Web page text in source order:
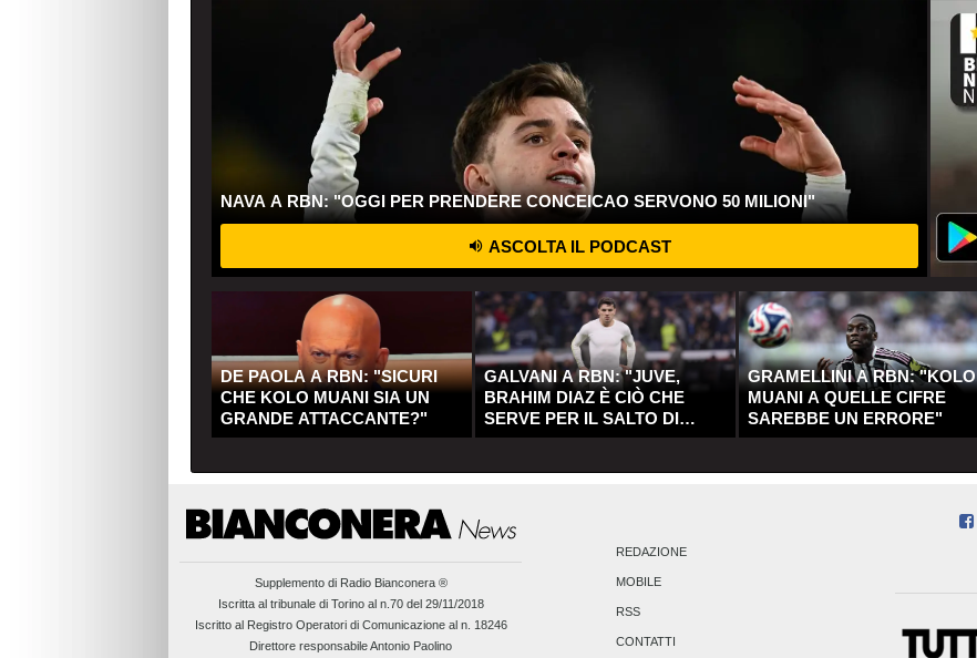
NAVA A RBN: "OGGI PER PRENDERE CONCEICAO SERVONO 50 MILIONI"
ASCOLTA IL PODCAST
DE PAOLA A RBN: "SICURI
CHE KOLO MUANI SIA UN
GRANDE ATTACCANTE?"
GALVANI A RBN: "JUVE,
BRAHIM DIAZ È CIÒ CHE
SERVE PER IL SALTO DI
QUALITÀ"
GRAMELLINI A RBN: "KOLO
MUANI A QUELLE CIFRE
SAREBBE UN ERRORE"
Supplemento di Radio Bianconera ®
Iscritta al tribunale di Torino al n.70 del 29/11/2018
Iscritto al Registro Operatori di Comunicazione al n. 18246
Direttore responsabile Antonio Paolino
REDAZIONE
MOBILE
RSS
CONTATTI